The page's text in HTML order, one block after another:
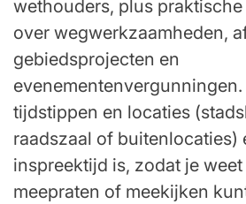
wethouders, plus
over wegwerkzaamheden,
gebiedsprojecten en
evenementenvergunningen.
tijdstippen en locaties
raadszaal of buitenlocaties)
inspreektijd is, zodat je
meepraten of meekijken